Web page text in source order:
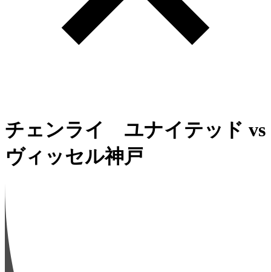
チェンライ ユナイテッド vs
ヴィッセル神戸